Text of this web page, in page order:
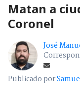
Matan a
Coronel
José
Publicado por